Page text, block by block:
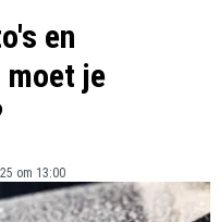
en
moet je
om 13:00